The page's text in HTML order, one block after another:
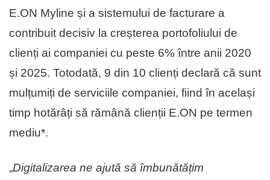
E.ON Myline și a sistemului de facturare a
contribuit decisiv la creșterea portofoliului de
clienți ai companiei cu peste 6% între anii 2020
și 2025. Totodată, 9 din 10 clienți declară că sunt
mulțumiți de serviciile companiei, fiind în același
timp hotărâți să rămână clienții E.ON pe termen
mediu*.
„Digitalizarea ne ajută să îmbunătățim